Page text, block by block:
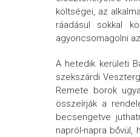
költségei, az
ráadásul sokkal
agyoncsomagolni
A hetedik kerületi
szekszárdi
Remete borok
összeírják a
becsengetve
napról-napra bővül,